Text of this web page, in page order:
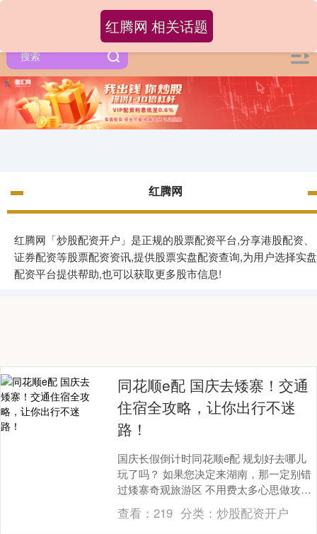
红腾网
红腾网「炒股配资开户」是正规的股票配资平台,分享港股配资、
证券配资等股票配资资讯,提供股票实盘配资查询,为用户选择实盘
配资平台提供帮助,也可以获取更多股市信息!
红腾网 相关话题
同花顺e配 国庆去矮寨！交通
住宿全攻略，让你出行不迷
路！
国庆长假倒计时同花顺e配 规划好去哪儿
玩了吗？ 如果您决定来湖南，那一定别错
过矮寨奇观旅游区 不用费太多心思做攻
略，因为—— 我们帮您准备了《三天两晚
保姆级攻略....
查看：219 分类： 炒股配资开户